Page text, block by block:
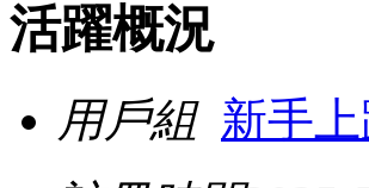
活躍概況
用戶組 新手